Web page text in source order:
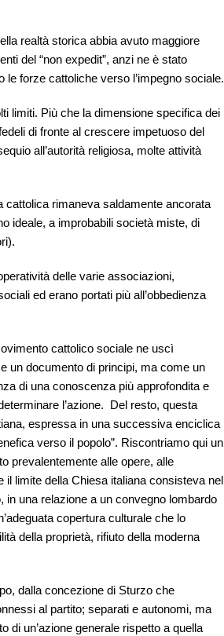
realtà storica abbia avuto maggiore
del “non expedit”, anzi ne è stato
le forze cattoliche verso l’impegno sociale.
limiti. Più che la dimensione specifica dei
di fronte al crescere impetuoso del
all’autorità religiosa, molte attività
cattolica rimaneva saldamente ancorata
ideale, a improbabili società miste, di
delle varie associazioni,
ed erano portati più all’obbedienza
cattolico sociale ne uscì
un documento di principi, ma come un
di una conoscenza più approfondita e
l’azione. Del resto, questa
espressa in una successiva enciclica
verso il popolo”. Riscontriamo qui un
prevalentemente alle opere, alle
limite della Chiesa italiana consisteva nel
in una relazione a un convegno lombardo
copertura culturale che lo
della proprietà, rifiuto della moderna
dalla concezione di Sturzo che
al partito; separati e autonomi, ma
di un’azione generale rispetto a quella